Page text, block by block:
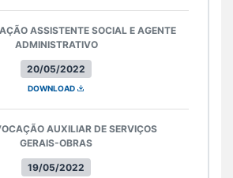
20/05/2022
ASSISTENTE SOCIAL E AGENTE
ADMINISTRATIVO
DOWNLOAD
19/05/2022
AUXILIAR DE SERVIÇOS
GERAIS-OBRAS